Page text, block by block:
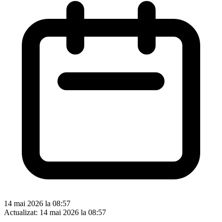
14 mai 2026 la 08:57
Actualizat: 14 mai 2026 la 08:57